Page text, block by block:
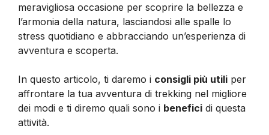
meravigliosa occasione per scoprire la bellezza e
l’armonia della natura, lasciandosi alle spalle lo
stress quotidiano e abbracciando un’esperienza di
avventura e scoperta.
In questo articolo, ti daremo i consigli più utili per
affrontare la tua avventura di trekking nel migliore
dei modi e ti diremo quali sono i benefici di questa
attività.